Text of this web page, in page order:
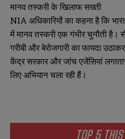
TOP 5
मानव तस्करी के खिलाफ सख्ती
NIA अधिकारियों का कहना है कि
में मानव तस्करी एक गंभीर चुनौती है।
गरीबी और बेरोजगारी का फायदा
केंद्र सरकार और जांच एजेंसियां
लिए अभियान चला रही हैं।